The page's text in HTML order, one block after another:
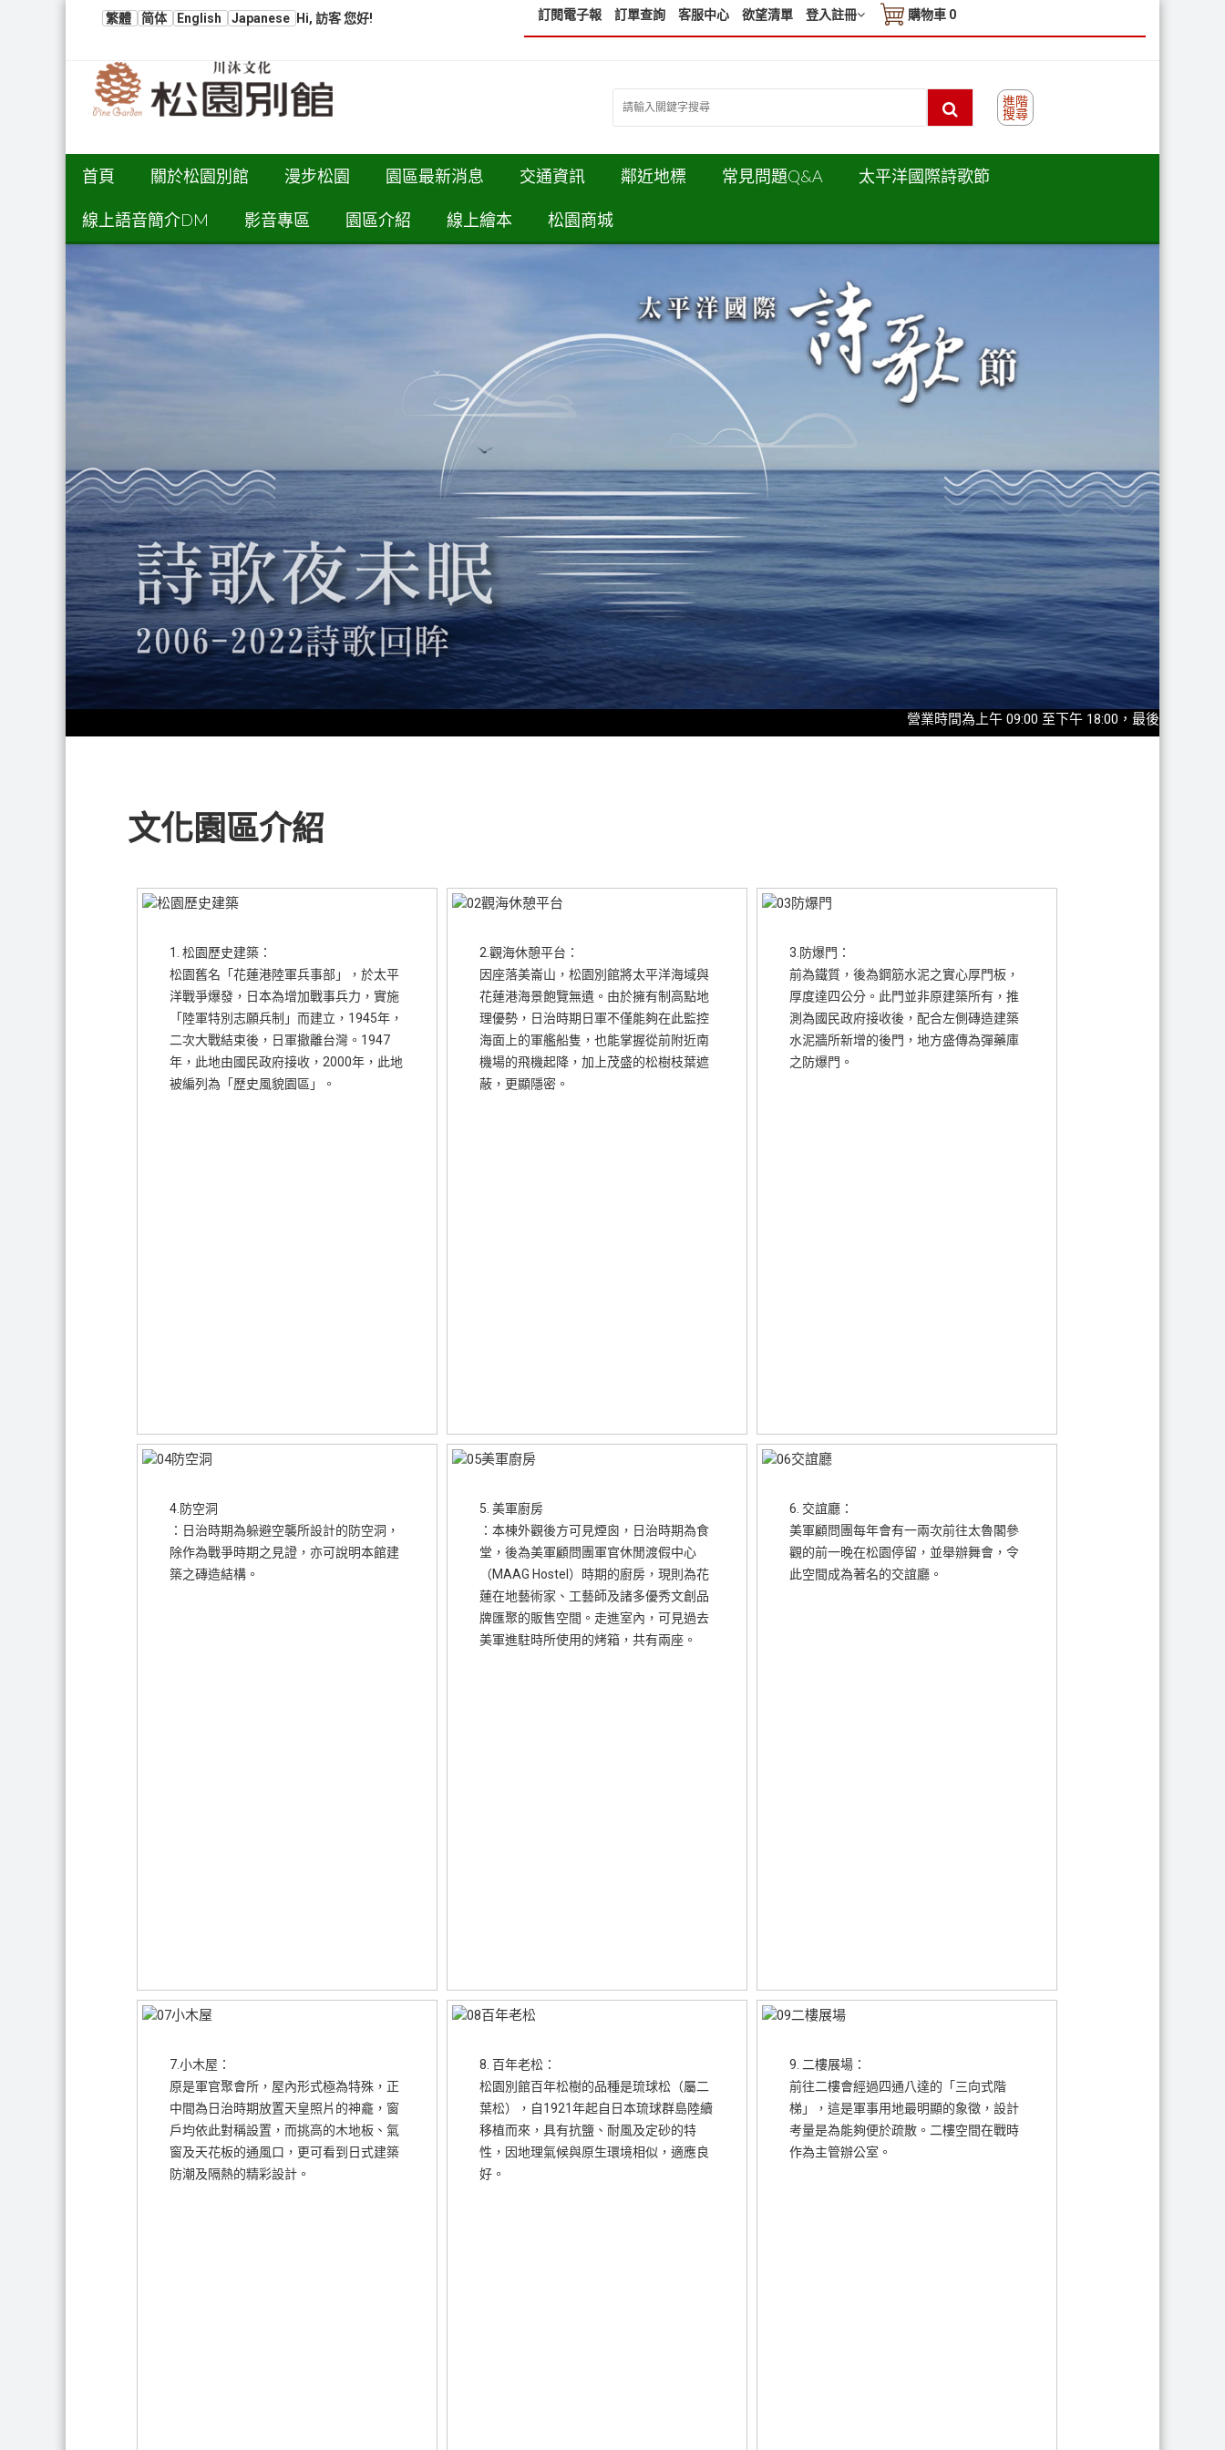
繁體 简体 English Japanese Hi, 訪客 您好! 訂閱電子報 訂單查詢 客服中心 欲望清單 登入註冊 購物車 0
進階
搜尋
首頁 關於松園別館 漫步松園 園區最新消息 交通資訊 鄰近地標 常見問題Q&A 太平洋國際詩歌節
線上語音簡介DM 影音專區 園區介紹 線上繪本 松園商城
營業時間為上午 09:00 至下午 18:00，最後入園時間為
文化園區介紹
1. 松園歷史建築：
松園舊名「花蓮港陸軍兵事部」，於太平
洋戰爭爆發，日本為增加戰事兵力，實施
「陸軍特別志願兵制」而建立，1945年，
二次大戰結束後，日軍撤離台灣。1947
年，此地由國民政府接收，2000年，此地
被編列為「歷史風貌園區」。
2.觀海休憩平台：
因座落美崙山，松園別館將太平洋海域與
花蓮港海景飽覽無遺。由於擁有制高點地
理優勢，日治時期日軍不僅能夠在此監控
海面上的軍艦船隻，也能掌握從前附近南
機場的飛機起降，加上茂盛的松樹枝葉遮
蔽，更顯隱密。
3.防爆門：
前為鐵質，後為鋼筋水泥之實心厚門板，
厚度達四公分。此門並非原建築所有，推
測為國民政府接收後，配合左側磚造建築
水泥牆所新增的後門，地方盛傳為彈藥庫
之防爆門。
4.防空洞
：日治時期為躲避空襲所設計的防空洞，
除作為戰爭時期之見證，亦可說明本館建
築之磚造結構。
5. 美軍廚房
：本棟外觀後方可見煙囪，日治時期為食
堂，後為美軍顧問團軍官休閒渡假中心
（MAAG Hostel）時期的廚房，現則為花
蓮在地藝術家、工藝師及諸多優秀文創品
牌匯聚的販售空間。走進室內，可見過去
美軍進駐時所使用的烤箱，共有兩座。
6. 交誼廳：
美軍顧問團每年會有一兩次前往太魯閣參
觀的前一晚在松園停留，並舉辦舞會，令
此空間成為著名的交誼廳。
7.小木屋：
原是軍官聚會所，屋內形式極為特殊，正
中間為日治時期放置天皇照片的神龕，窗
戶均依此對稱設置，而挑高的木地板、氣
窗及天花板的通風口，更可看到日式建築
防潮及隔熱的精彩設計。
8. 百年老松：
松園別館百年松樹的品種是琉球松（屬二
葉松），自1921年起自日本琉球群島陸續
移植而來，具有抗鹽、耐風及定砂的特
性，因地理氣候與原生環境相似，適應良
好。
9. 二樓展場：
前往二樓會經過四通八達的「三向式階
梯」，這是軍事用地最明顯的象徵，設計
考量是為能夠便於疏散。二樓空間在戰時
作為主管辦公室。